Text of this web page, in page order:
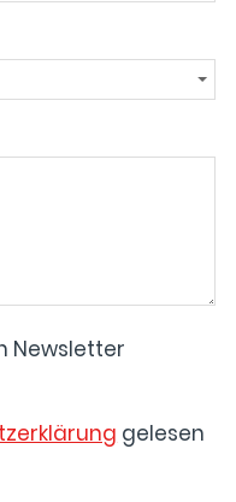
Newsletter
gelesen